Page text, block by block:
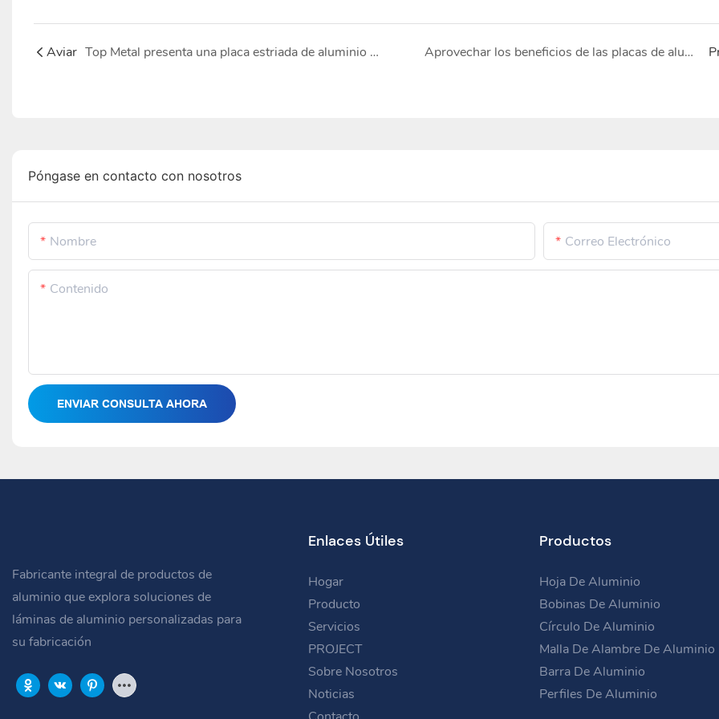
Aviar Top Metal presenta una placa estriada de aluminio con exclusivas franjas antideslizantes Aprovechar los beneficios de las placas de aluminio de grado aeroespacial en aplicaciones modernas
Póngase en contacto con nosotros
Nombre Correo Electrónico
Contenido
ENVIAR CONSULTA AHORA
Fabricante integral de productos de
aluminio que explora soluciones de
láminas de aluminio personalizadas para
su fabricación
Enlaces Útiles
Hogar
Producto
Servicios
PROJECT
Sobre Nosotros
Noticias
Productos
Hoja De Aluminio
Bobinas De Aluminio
Círculo De Aluminio
Malla De Alambre De Aluminio
Barra De Aluminio
Perfiles De Aluminio